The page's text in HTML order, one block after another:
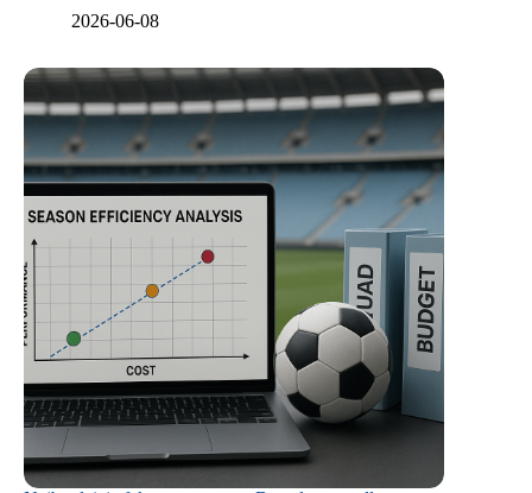
2026-06-08